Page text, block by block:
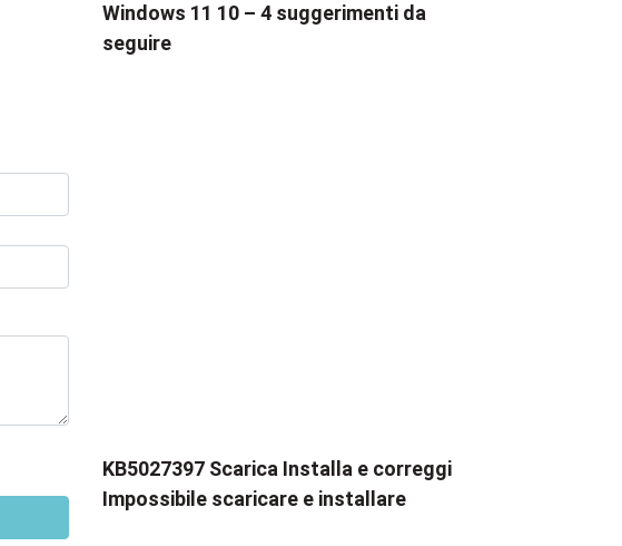
Windows 11 10 – 4 suggerimenti da
seguire
KB5027397 Scarica Installa e correggi
Impossibile scaricare e installare